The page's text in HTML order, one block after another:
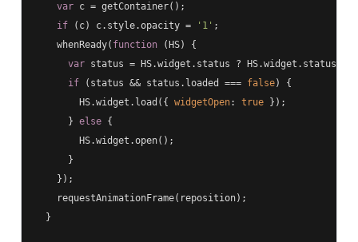
var c = getContainer();
if (c) c.style.opacity = '1' ;
    whenReady(
function ( HS)
{
var status = HS.widget.status ?
if (status && status.loaded === false) {
        HS.widget.load({
widgetOpen: true });
      }
else {
        HS.widget.open();
      }
    });
    requestAnimationFrame(reposition);
  }